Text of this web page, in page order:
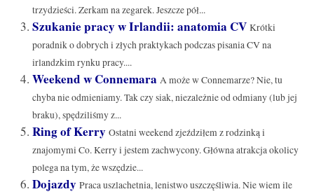
trzydzieści. Zerkam na zegarek. Jeszcze pół...
Szukanie pracy w Irlandii: anatomia CV Krótki
poradnik o dobrych i złych praktykach podczas pisania CV na
irlandzkim rynku pracy....
Weekend w Connemara A może w Connemarze? Nie, tu
chyba nie odmieniamy. Tak czy siak, niezależnie od odmiany (lub jej
braku), spędziliśmy z...
Ring of Kerry Ostatni weekend zjeździłem z rodzinką i
znajomymi Co. Kerry i jestem zachwycony. Główna atrakcja okolicy
polega na tym, że wszędzie...
Dojazdy Praca uszlachetnia, lenistwo uszczęśliwia. Nie wiem ile